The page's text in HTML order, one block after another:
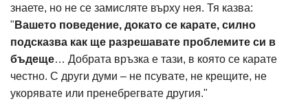
знаете, но не се замисляте върху нея. Тя казва:
" Вашето поведение, докато се карате, силно
подсказва как ще разрешавате проблемите си в
бъдеще… Добрата връзка е тази, в която се карате
честно. С други думи – не псувате, не крещите, не
укорявате или пренебрегвате другия."